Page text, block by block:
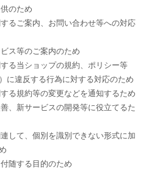
のため
るご案内、お問い合わせ等への対応
ス等のご案内のため
る当ショップの規約、ポリシー等
に違反する行為に対する対応のため
る規約等の変更などを通知するため
、新サービスの開発等に役立てるた
して、個別を識別できない形式に加
随する目的のため